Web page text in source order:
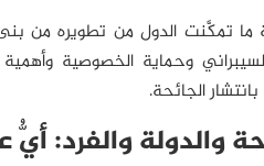
وحماية الخصوصية
الجائحة.